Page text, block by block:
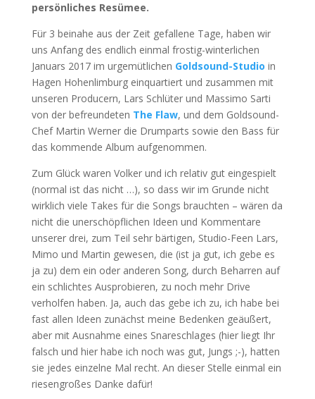
persönliches Resümee.
Für 3 beinahe aus der Zeit gefallene Tage, haben wir
uns Anfang des endlich einmal frostig-winterlichen
Januars 2017 im urgemütlichen Goldsound-Studio in
Hagen Hohenlimburg einquartiert und zusammen mit
unseren Producern, Lars Schlüter und Massimo Sarti
von der befreundeten The Flaw, und dem Goldsound-
Chef Martin Werner die Drumparts sowie den Bass für
das kommende Album aufgenommen.
Zum Glück waren Volker und ich relativ gut eingespielt
(normal ist das nicht …), so dass wir im Grunde nicht
wirklich viele Takes für die Songs brauchten – wären da
nicht die unerschöpflichen Ideen und Kommentare
unserer drei, zum Teil sehr bärtigen, Studio-Feen Lars,
Mimo und Martin gewesen, die (ist ja gut, ich gebe es
ja zu) dem ein oder anderen Song, durch Beharren auf
ein schlichtes Ausprobieren, zu noch mehr Drive
verholfen haben. Ja, auch das gebe ich zu, ich habe bei
fast allen Ideen zunächst meine Bedenken geäußert,
aber mit Ausnahme eines Snareschlages (hier liegt Ihr
falsch und hier habe ich noch was gut, Jungs ;-), hatten
sie jedes einzelne Mal recht. An dieser Stelle einmal ein
riesengroßes Danke dafür!